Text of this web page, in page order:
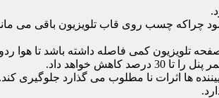
چسب روی قاب تلویزیون باقی می ماند
صفحه تلویزیون کمی فاصله داشته باشد تا
خواهد داد.